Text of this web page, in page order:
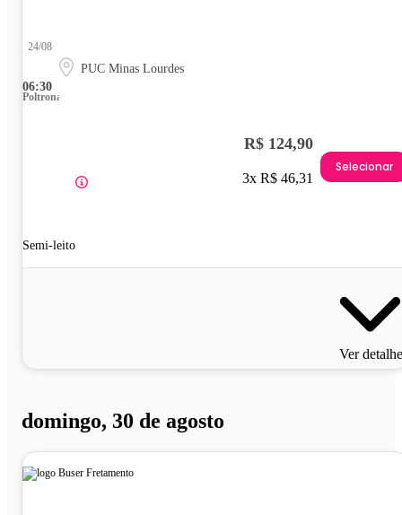
06:30
24/08
PUC Minas Lourdes
Poltrona
Semi-leito
R$ 124,90
3x R$ 46,31
Selecionar
Ver
domingo, 30 de agosto